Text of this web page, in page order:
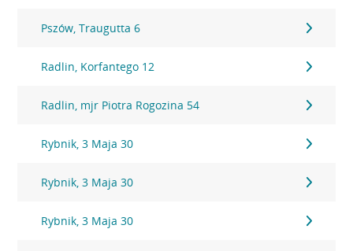
Pszów, Traugutta 6
Radlin, Korfantego 12
Radlin, mjr Piotra Rogozina 54
Rybnik, 3 Maja 30
Rybnik, 3 Maja 30
Rybnik, 3 Maja 30